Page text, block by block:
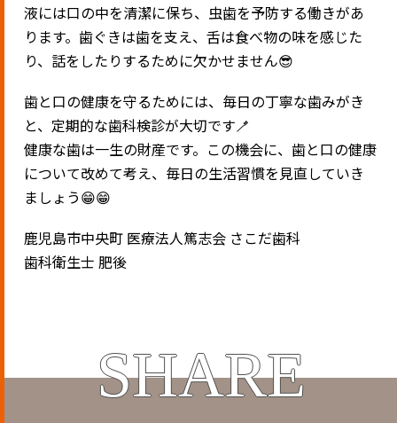
液には口の中を清潔に保ち、虫歯を予防する働きがあ
ります。歯ぐきは歯を支え、舌は食べ物の味を感じた
り、話をしたりするために欠かせません😎
歯と口の健康を守るためには、毎日の丁寧な歯みがき
と、定期的な歯科検診が大切です🪥
健康な歯は一生の財産です。この機会に、歯と口の健康
について改めて考え、毎日の生活習慣を見直していき
ましょう😁😁
鹿児島市中央町 医療法人篤志会 さこだ歯科
歯科衛生士 肥後
SHARE